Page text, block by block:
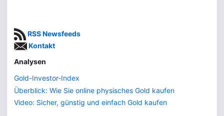
RSS Newsfeeds
Kontakt
Analysen
Gold-Investor-Index
Überblick: Wie Sie online physisches Gold kaufen
Video: Sicher, günstig und einfach Gold kaufen